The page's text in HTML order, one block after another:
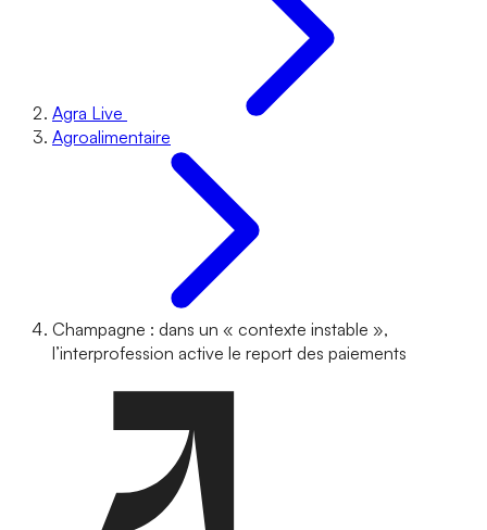
Agra Live
Agroalimentaire
Champagne : dans un « contexte instable »,
l’interprofession active le report des paiements